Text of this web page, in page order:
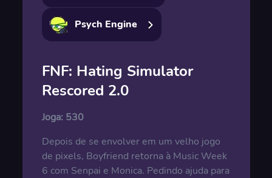
Psych Engine
FNF: Hating Simulator
Rescored 2.0
Joga: 530
Depois de se envolver em um velho jogo
de pixels, Boyfriend retorna à Music Week
6 com Senpai e Monica. Pedindo ajuda para